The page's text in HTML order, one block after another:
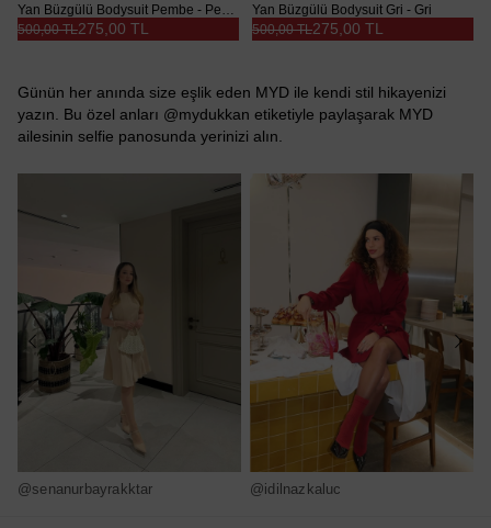
Yan Büzgülü Bodysuit Pembe - Pembe
275,00 TL
500,00 TL
Yan Büzgülü Bodysuit Gri - Gri
275,00 TL
500,00 TL
Günün her anında size eşlik eden MYD ile kendi stil hikayenizi
yazın. Bu özel anları @mydukkan etiketiyle paylaşarak MYD
ailesinin selfie panosunda yerinizi alın.
@senanurbayrakktar @idilnazkaluc